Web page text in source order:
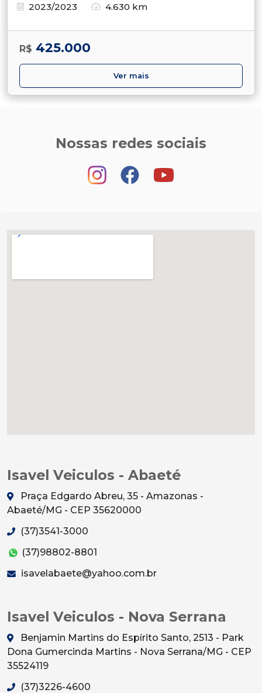
2023/2023
4.630 km
R$ 425.000
Ver mais
Nossas redes sociais
Isavel Veiculos - Abaeté
Praça Edgardo Abreu, 35 - Amazonas -
Abaeté/MG - CEP 35620000
(37)3541-3000
(37)98802-8801
isavelabaete@yahoo.com.br
Isavel Veiculos - Nova Serrana
Benjamin Martins do Espírito Santo, 2513 - Park
Dona Gumercinda Martins - Nova Serrana/MG - CEP
35524119
(37)3226-4600